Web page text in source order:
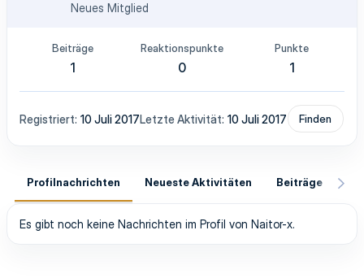
Neues Mitglied
Beiträge
1
Reaktionspunkte
0
Punkte
1
Registriert 10 Juli 2017Letzte Aktivität 10 Juli 2017 Finden
Profilnachrichten Neueste Aktivitäten Beiträge
Es gibt noch keine Nachrichten im Profil von Naitor-x.